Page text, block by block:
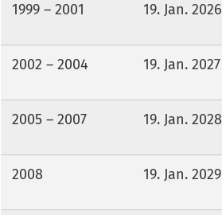
1999 – 2001 19. Jan. 2026
2002 – 2004 19. Jan. 2027
2005 – 2007 19. Jan. 2028
2008 19. Jan. 2029